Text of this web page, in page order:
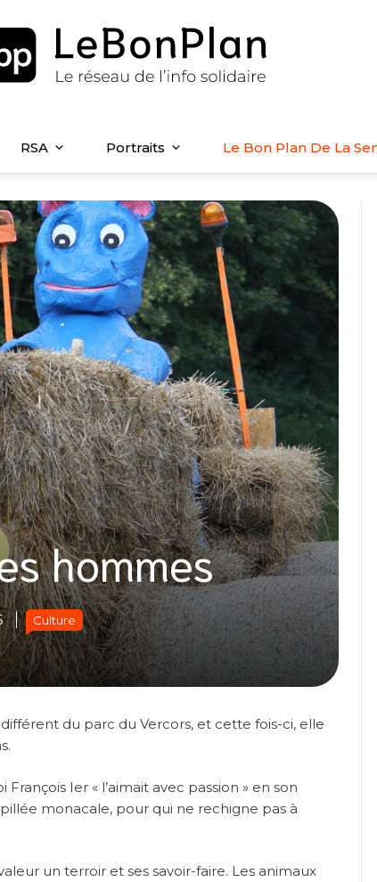
RSA Portraits Le Bon Plan De La
hommes
Culture
du parc du Vercors, et cette fois-ci, elle
Ier « l’aimait avec passion » en son
monacale, pour qui ne rechigne pas à
un terroir et ses savoir-faire. Les animaux